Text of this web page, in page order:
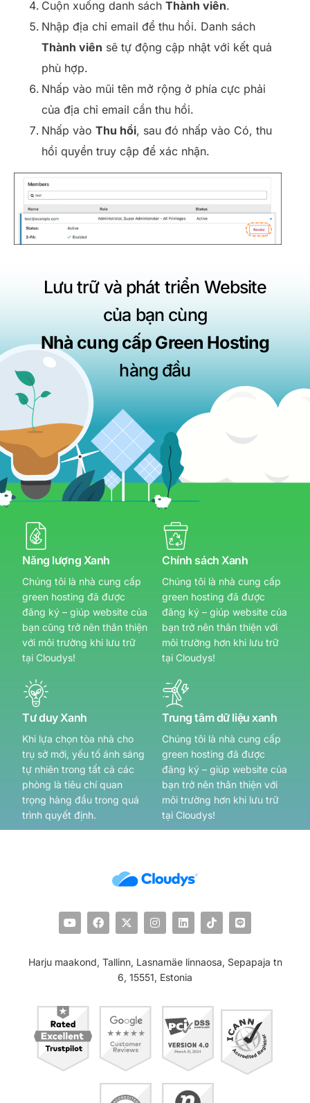
Cuộn xuống danh sách Thành viên.
Nhập địa chỉ email để thu hồi. Danh sách
Thành viên sẽ tự động cập nhật với kết quả
phù hợp.
Nhấp vào mũi tên mở rộng ở phía cực phải
của địa chỉ email cần thu hồi.
Nhấp vào Thu hồi, sau đó nhấp vào Có, thu
hồi quyền truy cập để xác nhận.
Lưu trữ và phát triển Website
của bạn cùng
Nhà cung cấp Green Hosting
hàng đầu
Năng lượng Xanh
Chúng tôi là nhà cung cấp
green hosting đã được
đăng ký – giúp website của
bạn cũng trở nên thân thiện
với môi trường khi lưu trữ
tại Cloudys!
Tư duy Xanh
Khi lựa chọn tòa nhà cho
trụ sở mới, yếu tố ánh sáng
tự nhiên trong tất cả các
phòng là tiêu chí quan
trọng hàng đầu trong quá
trình quyết định.
Chính sách Xanh
Chúng tôi là nhà cung cấp
green hosting đã được
đăng ký – giúp website của
bạn trở nên thân thiện với
môi trường hơn khi lưu trữ
tại Cloudys!
Trung tâm dữ liệu xanh
Chúng tôi là nhà cung cấp
green hosting đã được
đăng ký – giúp website của
bạn trở nên thân thiện với
môi trường hơn khi lưu trữ
tại Cloudys!
Harju maakond, Tallinn, Lasnamäe linnaosa, Sepapaja tn
6, 15551, Estonia